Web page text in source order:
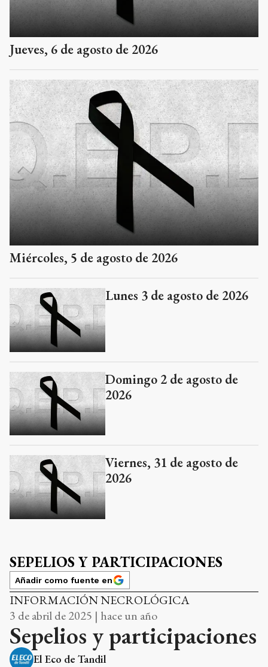
Jueves, 6 de agosto de 2026
Miércoles, 5 de agosto de 2026
Lunes 3 de agosto de 2026
Domingo 2 de agosto de
2026
Viernes, 31 de agosto de
2026
SEPELIOS Y PARTICIPACIONES
Añadir como fuente en
INFORMACIÓN NECROLÓGICA
3 de abril de 2025 | hace un año
Sepelios y participaciones
El Eco de Tandil